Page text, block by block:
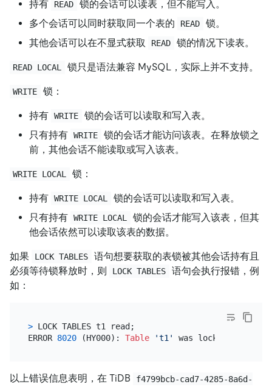
持有 READ
锁的会话可以读表，但不能写入。
多个会话可以同时获取同一个表的
READ
锁。
其他会话可以在不显式获取
READ 锁的情况下读表。
READ LOCAL 锁只是语法兼容 MySQL，实际上并不支持。
WRITE 锁：
持有 WRITE
锁的会话可以读取和写入表。
只有持有 WRITE
锁的会话才能访问该表。在释放锁之
前，其他会话不能读取或写入该表。
WRITE LOCAL 锁：
持有 WRITE LOCAL
锁的会话可以读取和写入表。
只有持有 WRITE LOCAL
锁的会话才能写入该表，但其
他会话依然可以读取该表的数据。
如果 LOCK TABLES
语句想要获取的表锁被其他会话持有且
必须等待锁释放时，则
LOCK TABLES
语句会执行报错，例
如：
> LOCK TABLES t1 read;
ERROR 8020 (HY000): Table 't1' was locked
以上错误信息表明，在 TiDB f4799bcb-cad7-4285-8a6d-